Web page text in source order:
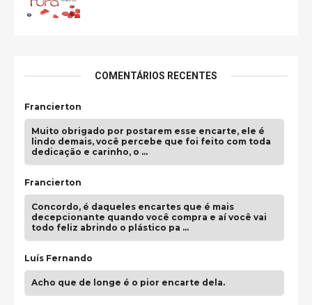
COMENTÁRIOS RECENTES
Francierton
Muito obrigado por postarem esse encarte, ele é
lindo demais, você percebe que foi feito com toda
dedicação e carinho, o …
Francierton
Concordo, é daqueles encartes que é mais
decepcionante quando você compra e aí você vai
todo feliz abrindo o plástico pa …
Luís Fernando
Acho que de longe é o pior encarte dela.